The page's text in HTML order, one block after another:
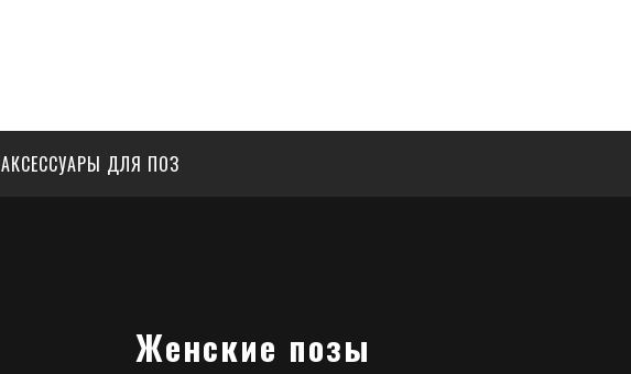
АКСЕССУАРЫ ДЛЯ ПОЗ
Женские позы